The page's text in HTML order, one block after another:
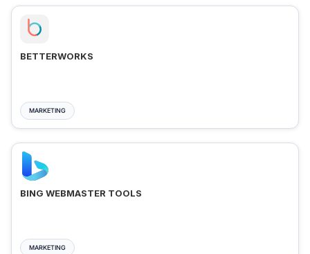
BETTERWORKS
MARKETING
BING WEBMASTER TOOLS
MARKETING